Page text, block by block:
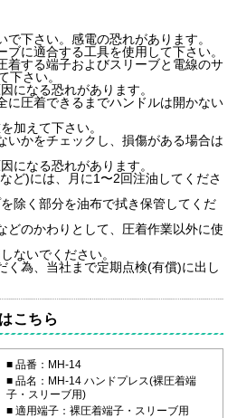
下さい。感電の恐れがあります。
に適合する工具を使用して下さい。
着する端子およびスリーブと電線のサ
下さい。
なる恐れがあります。
に圧着できるまでハンドルは開かない
加えて下さい。
いかをチェックし、損傷がある場合は
なる恐れがあります。
ど)には、月に1〜2回注油してくださ
除く部分を油布で拭き保管してくだ
どのかわりとして、圧着作業以外に使
ないでください。
く為、当社まで定期点検(有償)に出し
こちら
品番：MH-14
品名：MH-14 ハンドプレス(裸圧着端
子・スリーブ用)
適用端子：裸圧着端子・スリーブ用